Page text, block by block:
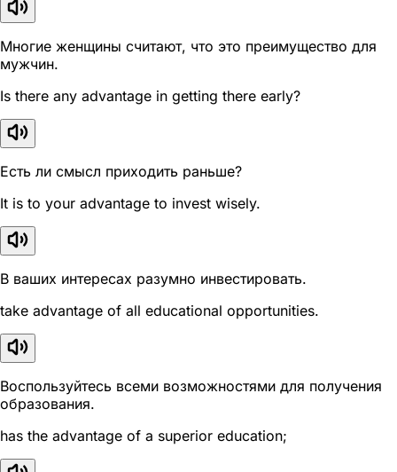
Многие женщины считают, что это преимущество для
мужчин.
Is there any advantage in getting there early?
Есть ли смысл приходить раньше?
It is to your advantage to invest wisely.
В ваших интересах разумно инвестировать.
take advantage of all educational opportunities.
Воспользуйтесь всеми возможностями для получения
образования.
has the advantage of a superior education;